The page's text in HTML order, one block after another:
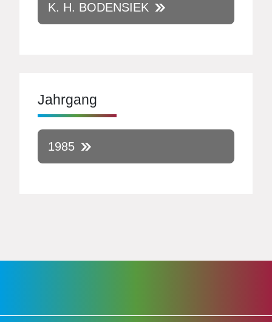
K. H. BODENSIEK
Jahrgang
1985